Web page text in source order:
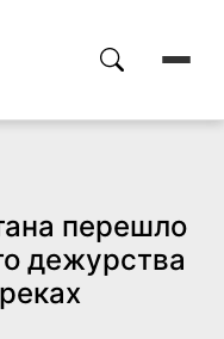
перешло
дежурства